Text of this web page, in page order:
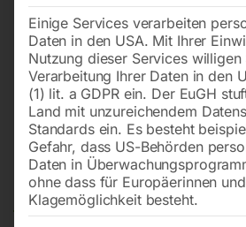
Einige Services verarbeiten
Daten in den USA. Mit Ihrer
Nutzung dieser Services willigen
Verarbeitung Ihrer Daten in den
(1) lit. a GDPR ein. Der EuGH
Land mit unzureichendem
Standards ein. Es besteht
Gefahr, dass US-Behörden
Daten in
ohne dass für Europäerinnen
Klagemöglichkeit besteht.